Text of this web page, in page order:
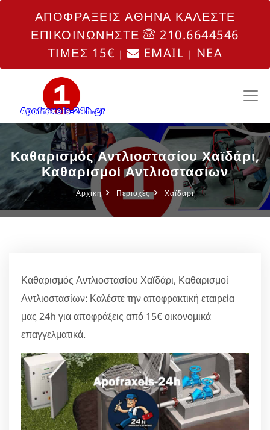
ΑΠΟΦΡΑΞΕΙΣ ΑΘΗΝΑ ΚΑΛΕΣΤΕ
ΕΠΙΚΟΙΝΩΝΗΣΤΕ
210.6644546
ΤΙΜΕΣ 15€ | EMAIL | NEA
Καθαρισμός Αντλιοστασίου Χαϊδάρι,
Καθαρισμοί Αντλιοστασίων
Αρχική Περιοχές Χαϊδάρι
Καθαρισμός Αντλιοστασίου Χαϊδάρι, Καθαρισμοί
Αντλιοστασίων: Καλέστε την αποφρακτική εταιρεία
μας 24h για αποφράξεις από 15€ οικονομικά
επαγγελματικά.